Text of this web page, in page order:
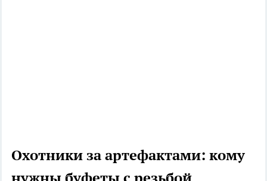
Охотники за артефактами: кому